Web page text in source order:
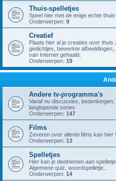
Thuis-spelletjes
Speel hier met de enige echte
Onderwerpen: 9
Creatief
Plaats hier al je creaties over thuis
gedichtjes, bewerkte
van Internet gehaald.
Onderwerpen: 19
Andere tv-programma's
Vanaf nu discussies,
langlopende series
Onderwerpen: 147
Films
Zeveren over allerlei films kan hier !
Onderwerpen: 13
Spelletjes
Hier kan je deelnemen aan
Algemene quiz, woordspelletje,..
Onderwerpen: 14